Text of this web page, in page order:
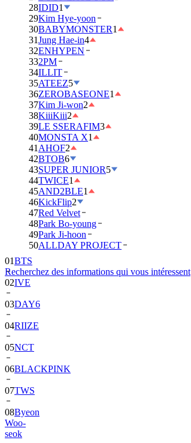
28IDID1
29Kim Hye-yoon
30BABYMONSTER1
31Jung Hae-in4
32ENHYPEN
332PM
34ILLIT
35ATEEZ5
36ZEROBASEONE1
37Kim Ji-won2
38KiiiKiii2
39LE SSERAFIM3
40MONSTA X1
41 AHOF2
42BTOB6
43SUPER JUNIOR5
44TWICE1
45AND2BLE1
46KickFlip2
47Red Velvet
48Park Bo-young
49Park Ji-hoon
50ALLDAY PROJECT
Recherchez des informations qui vous intéressent
01BTS
02IVE
03DAY6
04RIIZE
05NCT
06BLACKPINK
07TWS
08Byeon
Woo-
seok